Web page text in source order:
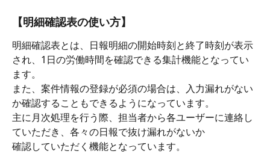
【明細確認表の使い方】
明細確認表とは、日報明細の開始時刻と終了時刻が表示
され、1日の労働時間を確認できる集計機能となってい
ます。
また、案件情報の登録が必須の場合は、入力漏れがない
か確認することもできるようになっています。
主に月次処理を行う際、担当者から各ユーザーに連絡し
ていただき、各々の日報で抜け漏れがないか
確認していただく機能となっています。